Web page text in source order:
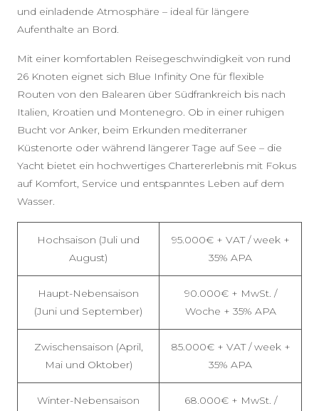
und einladende Atmosphäre – ideal für längere
Aufenthalte an Bord.
Mit einer komfortablen Reisegeschwindigkeit von rund
26 Knoten eignet sich Blue Infinity One für flexible
Routen von den Balearen über Südfrankreich bis nach
Italien, Kroatien und Montenegro. Ob in einer ruhigen
Bucht vor Anker, beim Erkunden mediterraner
Küstenorte oder während längerer Tage auf See – die
Yacht bietet ein hochwertiges Chartererlebnis mit Fokus
auf Komfort, Service und entspanntes Leben auf dem
Wasser.
Hochsaison (Juli und
August)
95.000€ + VAT / week +
35% APA
Haupt-Nebensaison
(Juni und September)
90.000€ + MwSt. /
Woche + 35% APA
Zwischensaison (April,
Mai und Oktober)
85.000€ + VAT / week +
35% APA
Winter-Nebensaison
68.000€ + MwSt. /